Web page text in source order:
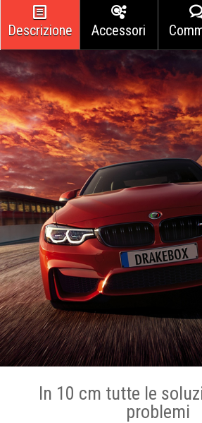
Descrizione Accessori
In 10 cm tutte le
problemi